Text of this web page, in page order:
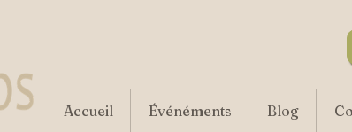
Accueil Événéments Blog